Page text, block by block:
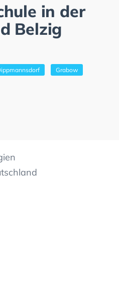
in der
Belzig
Grabow